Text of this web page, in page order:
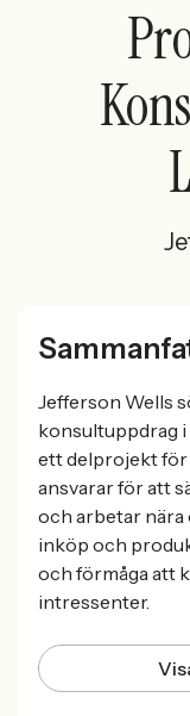
Ny här? Skapa
Jefferson Wells
konsultuppdrag
ett delprojekt för
ansvarar för att
och arbetar
inköp och
och förmåga att
intressenter.